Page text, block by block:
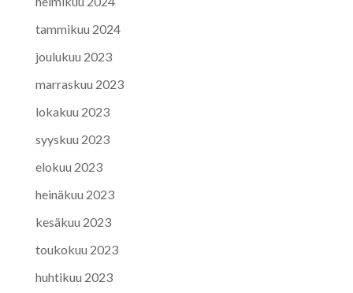
tammikuu 2024
joulukuu 2023
marraskuu 2023
lokakuu 2023
syyskuu 2023
elokuu 2023
heinäkuu 2023
kesäkuu 2023
toukokuu 2023
huhtikuu 2023